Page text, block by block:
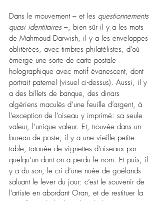
Dans le mouvement – et les questionnements
quasi identitaires –, bien sûr il y a les mots
de Mahmoud Darwish, il y a les enveloppes
oblitérées, avec timbres philatélistes, d’où
émerge une sorte de carte postale
holographique avec motif évanescent, dont
portrait paternel (visuel ci-dessus). Aussi, il y
a des billets de banque, des dinars
algériens maculés d’une feuille d’argent, à
l’exception de l’oiseau y imprimé: sa seule
valeur, l’unique valeur. Et, trouvée dans un
bureau de poste, il y a une vieille petite
table, tatouée de vignettes d’oiseaux par
quelqu’un dont on a perdu le nom. Et puis, il
y a du son, le cri d’une nuée de goélands
saluant le lever du jour: c’est le souvenir de
l’artiste en abordant Oran, et de restituer la